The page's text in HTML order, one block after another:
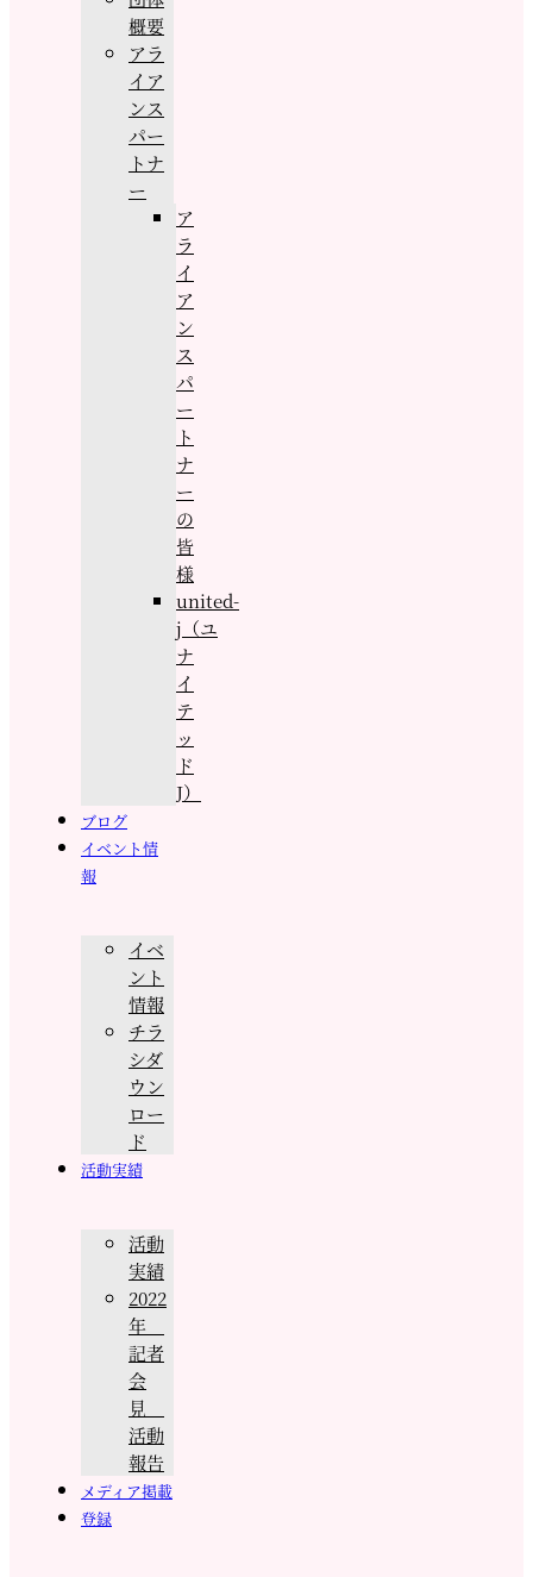
概要
アラ
イア
ンス
パー
トナ
ー
ア
ラ
イ
ア
ン
ス
パ
ー
ト
ナ
ー
の
皆
様
united-
j（ユ
ナ
イ
テ
ッ
ド
J）
ブログ
イベント情
報
イベ
ント
情報
チラ
シダ
ウン
ロー
ド
活動実績
活動
実績
2022
年
記者
会
見
活動
報告
メディア掲載
登録